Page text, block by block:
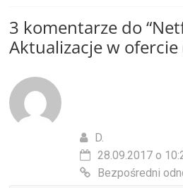
3 komentarze do “
Aktualizacje w
D.
28.09.2017 o
Bezpośredni